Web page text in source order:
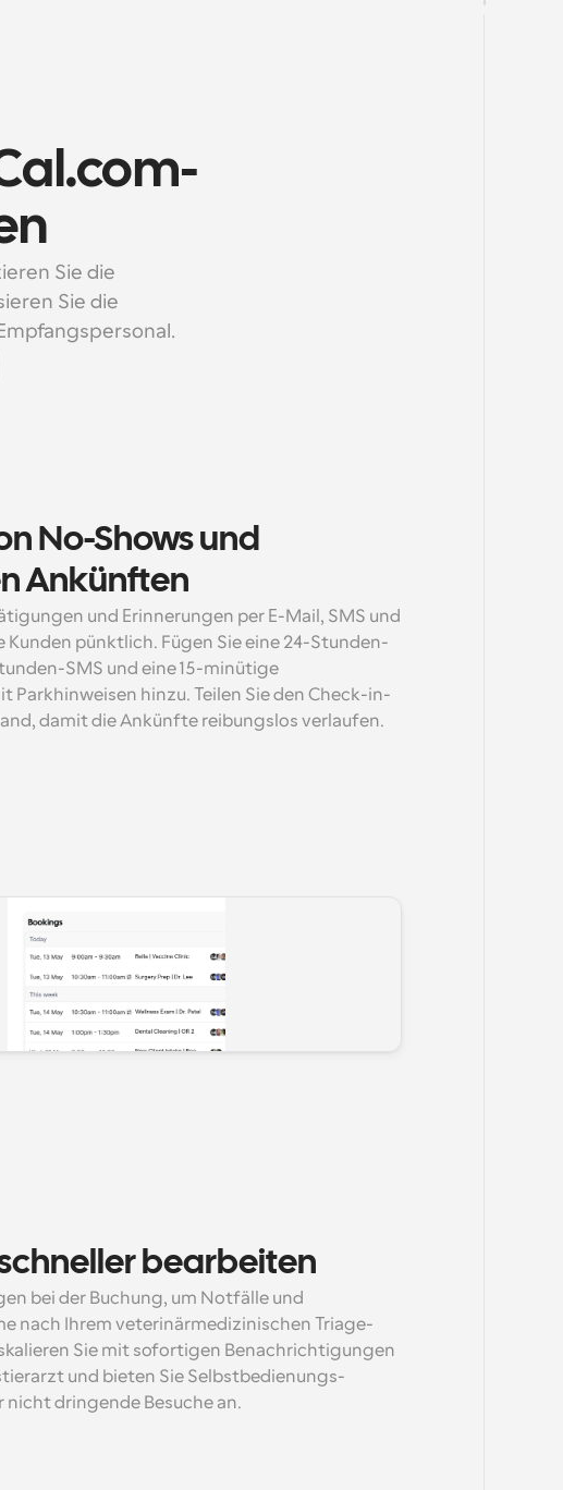
Sie die
Sie die
No-Shows und
Ankünften
und Erinnerungen per E-Mail, SMS und
pünktlich. Fügen Sie eine 24-Stunden-
SMS und eine 15-minütige
Parkhinweisen hinzu. Teilen Sie den Check-in-
damit die Ankünfte reibungslos verlaufen.
schneller bearbeiten
bei der Buchung, um Notfälle und
nach Ihrem veterinärmedizinischen Triage-
Sie mit sofortigen Benachrichtigungen
und bieten Sie Selbstbedienungs-
nicht dringende Besuche an.